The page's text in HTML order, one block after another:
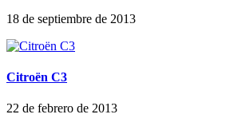
18 de septiembre de 2013
Citroën C3
22 de febrero de 2013